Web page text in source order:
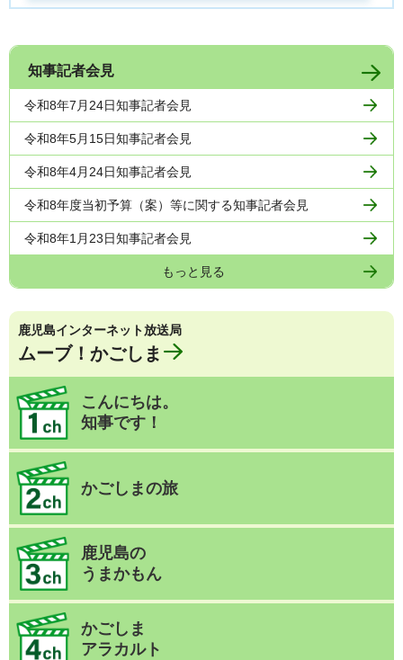
知事記者会見
令和8年7月24日知事記者会見
令和8年5月15日知事記者会見
令和8年4月24日知事記者会見
令和8年度当初予算（案）等に関する知事記者会見
令和8年1月23日知事記者会見
もっと見る
鹿児島インターネット放送局
ムーブ！かごしま
こんにちは。
知事です！
かごしまの旅
鹿児島の
うまかもん
かごしま
アラカルト